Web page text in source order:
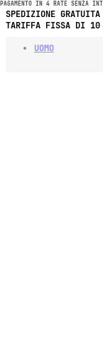
PAGAMENTO IN 4
SPESA
UOMO
PAGAMENTO IN 4 RATE SENZA